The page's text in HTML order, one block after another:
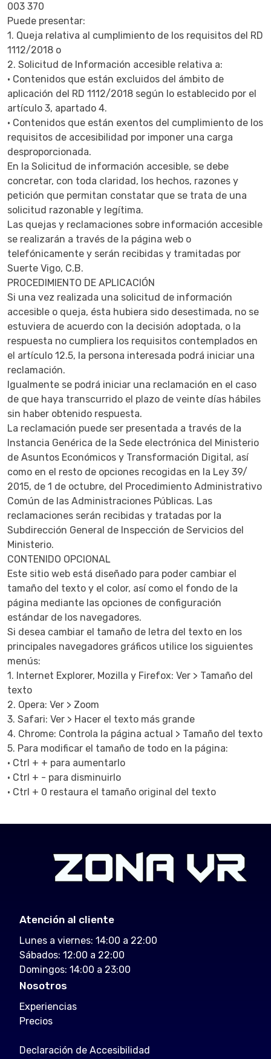
003 370
Puede presentar:
1. Queja relativa al cumplimiento de los requisitos del RD
1112/2018 o
2. Solicitud de Información accesible relativa a:
· Contenidos que están excluidos del ámbito de
aplicación del RD 1112/2018 según lo establecido por el
artículo 3, apartado 4.
· Contenidos que están exentos del cumplimiento de los
requisitos de accesibilidad por imponer una carga
desproporcionada.
En la Solicitud de información accesible, se debe
concretar, con toda claridad, los hechos, razones y
petición que permitan constatar que se trata de una
solicitud razonable y legítima.
Las quejas y reclamaciones sobre información accesible
se realizarán a través de la página web o
telefónicamente y serán recibidas y tramitadas por
Suerte Vigo, C.B.
PROCEDIMIENTO DE APLICACIÓN
Si una vez realizada una solicitud de información
accesible o queja, ésta hubiera sido desestimada, no se
estuviera de acuerdo con la decisión adoptada, o la
respuesta no cumpliera los requisitos contemplados en
el artículo 12.5, la persona interesada podrá iniciar una
reclamación.
Igualmente se podrá iniciar una reclamación en el caso
de que haya transcurrido el plazo de veinte días hábiles
sin haber obtenido respuesta.
La reclamación puede ser presentada a través de la
Instancia Genérica de la Sede electrónica del Ministerio
de Asuntos Económicos y Transformación Digital, así
como en el resto de opciones recogidas en la Ley 39/
2015, de 1 de octubre, del Procedimiento Administrativo
Común de las Administraciones Públicas. Las
reclamaciones serán recibidas y tratadas por la
Subdirección General de Inspección de Servicios del
Ministerio.
CONTENIDO OPCIONAL
Este sitio web está diseñado para poder cambiar el
tamaño del texto y el color, así como el fondo de la
página mediante las opciones de configuración
estándar de los navegadores.
Si desea cambiar el tamaño de letra del texto en los
principales navegadores gráficos utilice los siguientes
menús:
1. Internet Explorer, Mozilla y Firefox: Ver > Tamaño del
texto
2. Opera: Ver > Zoom
3. Safari: Ver > Hacer el texto más grande
4. Chrome: Controla la página actual > Tamaño del texto
5. Para modificar el tamaño de todo en la página:
· Ctrl + + para aumentarlo
· Ctrl + - para disminuirlo
· Ctrl + 0 restaura el tamaño original del texto
Atención al cliente
Lunes a viernes: 14:00 a 22:00
Sábados: 12:00 a 22:00
Domingos: 14:00 a 23:00
Nosotros
Experiencias
Precios
Declaración de Accesibilidad